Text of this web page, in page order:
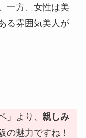
一方、女性は美
る雰囲気美人が
」より、 親しみ
の魅力ですね！